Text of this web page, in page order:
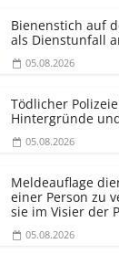
Bienenstich auf
als Dienstunfall
05.08.2026
Tödlicher
Hintergründe
05.08.2026
Meldeauflage
einer Person zu
sie im Visier der
05.08.2026